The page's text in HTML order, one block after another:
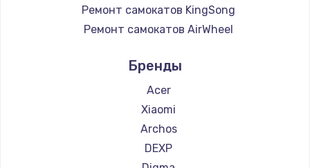
Ремонт самокатов KingSong
Ремонт самокатов AirWheel
Ремонт самокатов Hunter
Ремонт самокатов Shorner
Ремонт самокатов Joyor
Ремонт самокатов Minimotors
Ремонт самокатов Bork
Ремонт самокатов Segway
Бренды
Acer
Xiaomi
Archos
DEXP